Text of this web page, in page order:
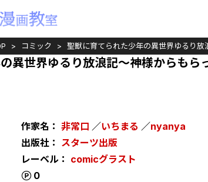
コミック 聖獣に育てられた少年の異世界ゆるり
異世界ゆるり放浪記～神様からも
作家名： 非常口 ／いちまる ／nyanya
出版社： スターツ出版
レーベル： comicグラスト
0
ト